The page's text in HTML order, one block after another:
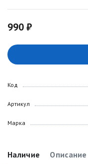
990 ₽
Код
Артикул
Марка
Наличие Описание